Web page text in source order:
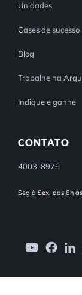
Unidades
Cases de sucesso
Blog
Trabalhe na
Indique e ganhe
CONTATO
4003-8975
Seg à Sex, das 8h